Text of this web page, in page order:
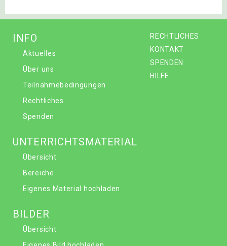
RECHTLICHES
KONTAKT
SPENDEN
HILFE
INFO
Aktuelles
Über uns
Teilnahmebedingungen
Rechtliches
Spenden
UNTERRICHTSMATERIAL
Übersicht
Bereiche
Eigenes Material hochladen
BILDER
Übersicht